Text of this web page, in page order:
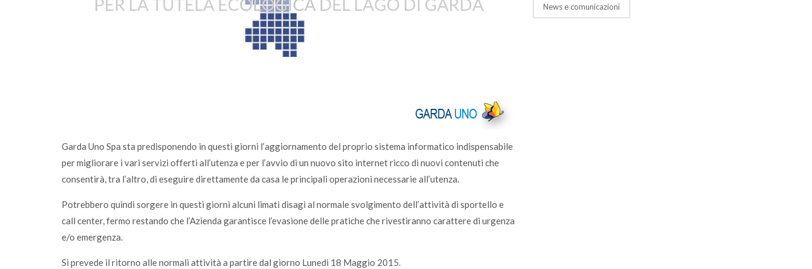
Garda Uno Spa sta predisponendo in questi giorni l’aggiornamento del proprio sistema informatico indispensabile
per migliorare i vari servizi offerti all’utenza e per l’avvio di un nuovo sito internet ricco di nuovi contenuti che
consentirà, tra l’altro, di eseguire direttamente da casa le principali operazioni necessarie all’utenza.
Potrebbero quindi sorgere in questi giorni alcuni limati disagi al normale svolgimento dell’attività di sportello e
call center, fermo restando che l’Azienda garantisce l’evasione delle pratiche che rivestiranno carattere di urgenza
e/o emergenza.
Si prevede il ritorno alle normali attività a partire dal giorno Lunedi 18 Maggio 2015.
News e comunicazioni